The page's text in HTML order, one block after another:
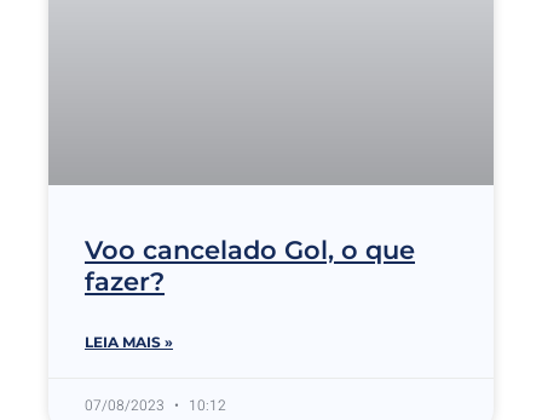
Voo cancelado Gol, o que
fazer?
LEIA MAIS »
07/08/2023 10:12